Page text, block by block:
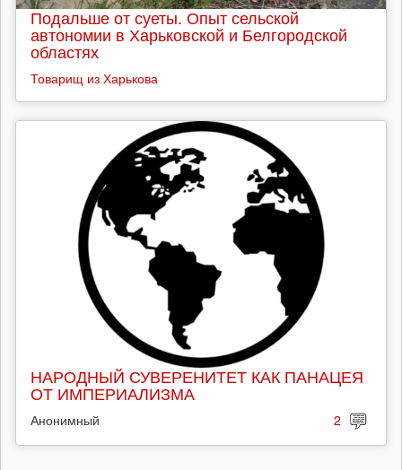
Подальше от суеты. Опыт сельской
автономии в Харьковской и Белгородской
областях
Товарищ из Харькова
НАРОДНЫЙ СУВЕРЕНИТЕТ КАК ПАНАЦЕЯ
ОТ ИМПЕРИАЛИЗМА
Анонимный 2